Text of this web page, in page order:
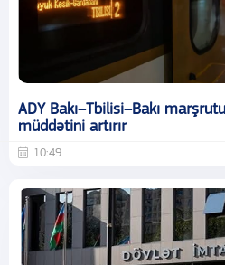
ADY Bakı–Tbilisi–Bakı
müddətini artırır
10:49